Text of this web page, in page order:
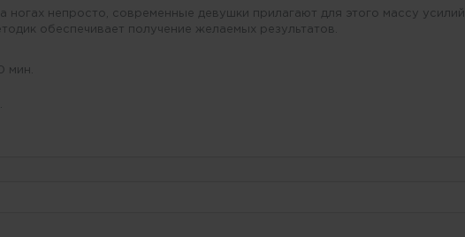
ногах непросто, современные девушки прилагают для этого массу усилий.
обеспечивает получение желаемых результатов.
мин.